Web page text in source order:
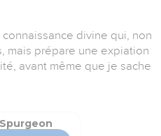
divine qui, non
mais prépare une expiation
avant même que je sache